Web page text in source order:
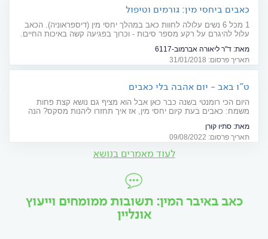
כאבים ביחסי מין: גורמים וטיפול
1 מכל 6 נשים עלולה לחוות כאב במהלך יחסי מין (דיספראוניה). הכאב
עלול להיגרם על רקע מספר סיבות - וכרוך בפגיעה קשה באיכות החיים.
מאת: ד"ר ליאורה אברמוב-6117
תאריך פרסום: 31/01/2018
ט"ו באב - יום אהבה בלי כאבים
היום הכי רומנטי בשנה כבר כאן אבל הוא מציף גם נושא קצת פחות
משמח: כאבים בעת קיום יחסי מין, אז איך תחזרו ליהנות מסקס? הנה
מאת: סתיו קורן
תאריך פרסום: 09/08/2022
לעוד מאמרים בנושא
כאב באיבר המין: תשובות ממומחים וייעוץ
אונליין